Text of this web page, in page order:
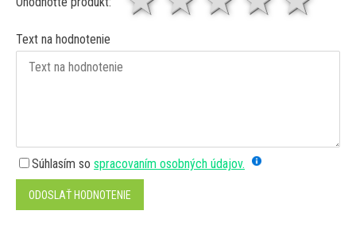
Text na hodnotenie
Súhlasím so spracovaním osobných údajov.
ODOSLAŤ HODNOTENIE